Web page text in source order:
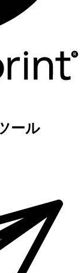
ール